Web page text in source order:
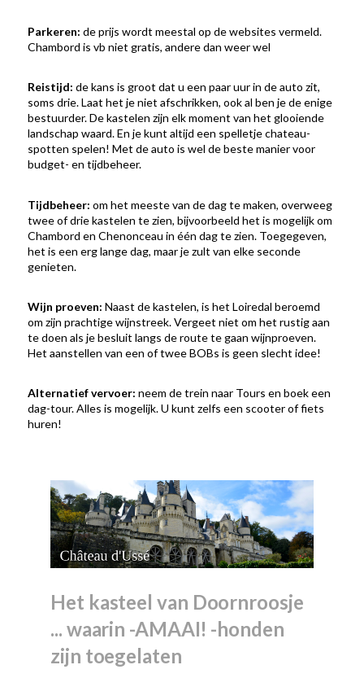
Parkeren: de prijs wordt meestal op de websites vermeld.
Chambord is vb niet gratis, andere dan weer wel
Reistijd: de kans is groot dat u een paar uur in de auto zit,
soms drie. Laat het je niet afschrikken, ook al ben je de enige
bestuurder. De kastelen zijn elk moment van het glooiende
landschap waard. En je kunt altijd een spelletje chateau-
spotten spelen! Met de auto is wel de beste manier voor
budget- en tijdbeheer.
Tijdbeheer: om het meeste van de dag te maken, overweeg
twee of drie kastelen te zien, bijvoorbeeld het is mogelijk om
Chambord en Chenonceau in één dag te zien. Toegegeven,
het is een erg lange dag, maar je zult van elke seconde
genieten.
Wijn proeven: Naast de kastelen, is het Loiredal beroemd
om zijn prachtige wijnstreek. Vergeet niet om het rustig aan
te doen als je besluit langs de route te gaan wijnproeven.
Het aanstellen van een of twee BOBs is geen slecht idee!
Alternatief vervoer: neem de trein naar Tours en boek een
dag-tour. Alles is mogelijk. U kunt zelfs een scooter of fiets
huren!
Het kasteel van Doornroosje
... waarin -AMAAI! -honden
zijn toegelaten